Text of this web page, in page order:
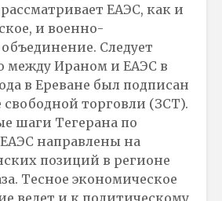
ЕАЭС, как и
и военно-
Следует
между Ираном и ЕАЭС в
в Ереване был подписан
свободной торговли (ЗСТ).
шаги Тегерана по
направлены на
позиций в регионе
Тесное экономическое